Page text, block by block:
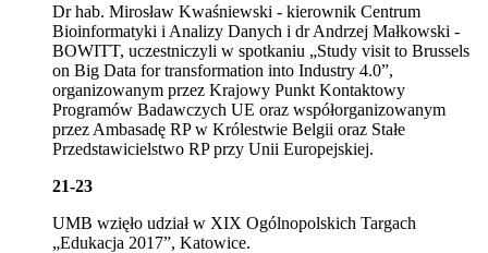
Dr hab. Mirosław Kwaśniewski - kierownik Centrum
Bioinformatyki i Analizy Danych i dr Andrzej Małkowski -
BOWITT, uczestniczyli w spotkaniu „Study visit to Brussels
on Big Data for transformation into Industry 4.0”,
organizowanym przez Krajowy Punkt Kontaktowy
Programów Badawczych UE oraz współorganizowanym
przez Ambasadę RP w Królestwie Belgii oraz Stałe
Przedstawicielstwo RP przy Unii Europejskiej.
21-23
UMB wzięło udział w XIX Ogólnopolskich Targach
„Edukacja 2017”, Katowice.